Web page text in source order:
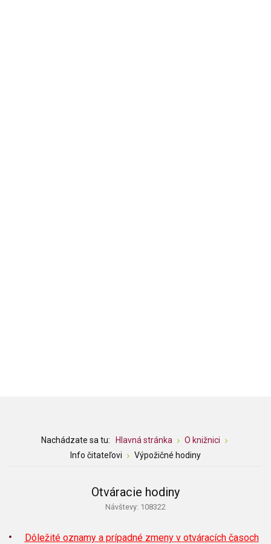
Nachádzate sa tu: Hlavná stránka
O knižnici
Info čitateľovi
Výpožičné hodiny
Otváracie hodiny
Návštevy: 108322
Dôležité oznamy a prípadné zmeny v otváracích časoch